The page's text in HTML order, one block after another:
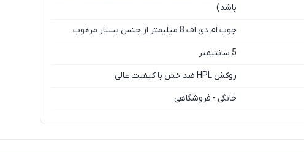
باشد)
چوب ام دی اف 8 میلیمتر از جنس بسیار مرغوب
5 سانتیمتر
روکش HPL ضد خش با کیفیت عالی
خانگی - فروشگاهی